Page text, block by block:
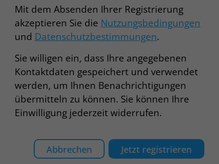
Mit dem Absenden Ihrer Registrierung
akzeptieren Sie die Nutzungsbedingungen
und Datenschutzbestimmungen.
Sie willigen ein, dass Ihre angegebenen
Kontaktdaten gespeichert und verwendet
werden, um Ihnen Benachrichtigungen
übermitteln zu können. Sie können Ihre
Einwilligung jederzeit widerrufen.
Abbrechen Jetzt registrieren